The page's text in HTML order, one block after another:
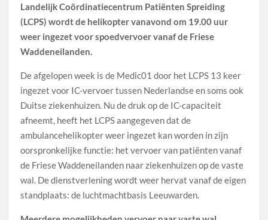
Landelijk Coördinatiecentrum Patiënten Spreiding
(LCPS) wordt de helikopter vanavond om 19.00 uur
weer ingezet voor spoedvervoer vanaf de Friese
Waddeneilanden.
De afgelopen week is de Medic01 door het LCPS 13 keer
ingezet voor IC-​vervoer tussen Nederlandse en soms ook
Duitse ziekenhuizen. Nu de druk op de IC-​capaciteit
afneemt, heeft het LCPS aangegeven dat de
ambulancehelikopter weer ingezet kan worden in zijn
oorspronkelijke functie: het vervoer van patiënten vanaf
de Friese Waddeneilanden naar ziekenhuizen op de vaste
wal. De dienstverlening wordt weer hervat vanaf de eigen
standplaats: de luchtmachtbasis Leeuwarden.